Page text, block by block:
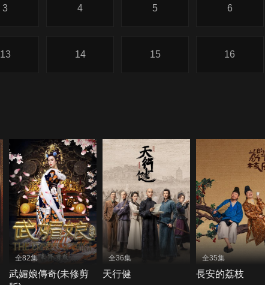
3 4 5 6
13 14 15 16
全82集
武媚娘傳奇(未修剪
全36集
天行健
全35集
長安的荔枝